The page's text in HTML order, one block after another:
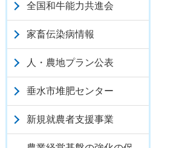
全国和牛能力共進会
家畜伝染病情報
人・農地プラン公表
垂水市堆肥センター
新規就農者支援事業